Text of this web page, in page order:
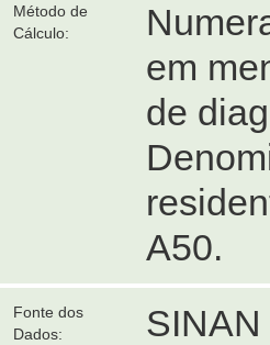
Método de
Cálculo:
em
de
A50.
Fonte dos
Dados: